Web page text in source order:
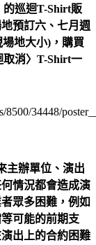
的巡迴T-Shirt販
預訂六、七月週
地大小)，購買
取消〉T-Shirt一
主辦單位、演出
情況都會造成演
眾多困難，例如
可能的前期支
出上的合約困難